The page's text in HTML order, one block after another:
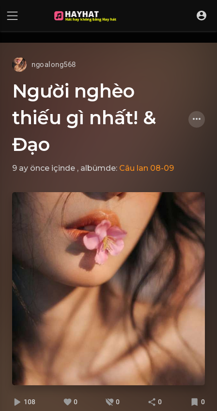
ngoalong568
Người nghèo
thiếu gì nhất! &
Đạo
9 ay önce içinde , albümde: Câu lan 08-09
108 0 0 0 0